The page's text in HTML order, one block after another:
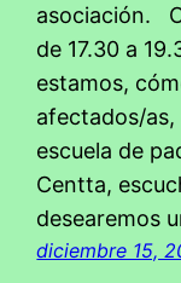
asociación.
de 17.30 a
estamos,
afectados/as,
escuela de
Centta,
desearemos
diciembre 15,